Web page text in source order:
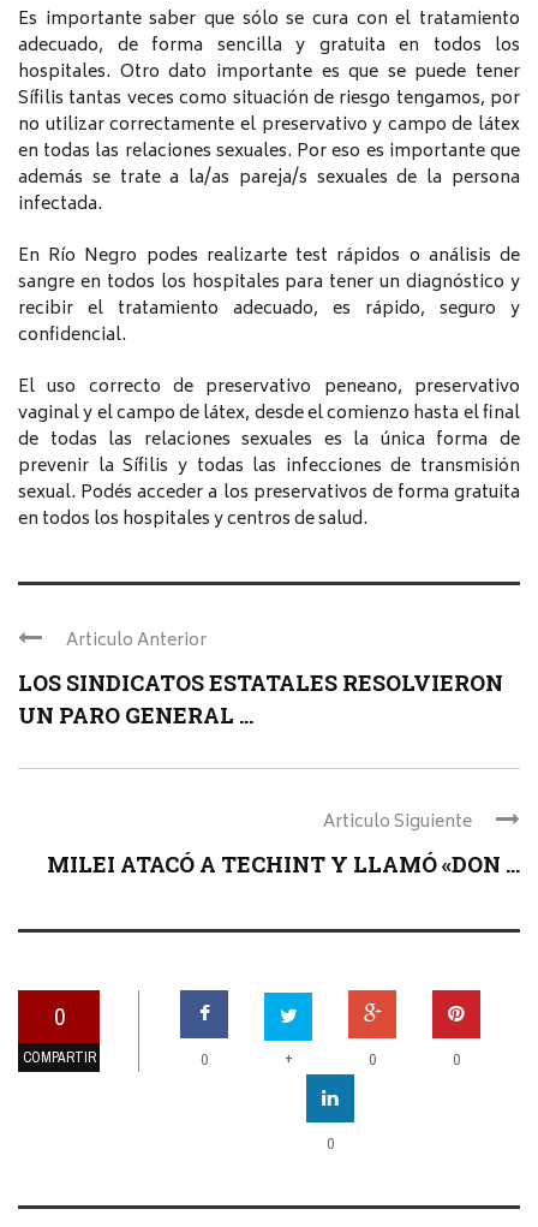
Es importante saber que sólo se cura con el tratamiento
adecuado, de forma sencilla y gratuita en todos los
hospitales. Otro dato importante es que se puede tener
Sífilis tantas veces como situación de riesgo tengamos, por
no utilizar correctamente el preservativo y campo de látex
en todas las relaciones sexuales. Por eso es importante que
además se trate a la/as pareja/s sexuales de la persona
infectada.
En Río Negro podes realizarte test rápidos o análisis de
sangre en todos los hospitales para tener un diagnóstico y
recibir el tratamiento adecuado, es rápido, seguro y
confidencial.
El uso correcto de preservativo peneano, preservativo
vaginal y el campo de látex, desde el comienzo hasta el final
de todas las relaciones sexuales es la única forma de
prevenir la Sífilis y todas las infecciones de transmisión
sexual. Podés acceder a los preservativos de forma gratuita
en todos los hospitales y centros de salud.
Articulo Anterior
LOS SINDICATOS ESTATALES RESOLVIERON
UN PARO GENERAL ...
Articulo Siguiente
MILEI ATACÓ A TECHINT Y LLAMÓ «DON ...
0
COMPARTIR 0 + 0 0
0